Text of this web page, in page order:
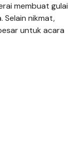
membuat gulai
Selain nikmat,
untuk acara